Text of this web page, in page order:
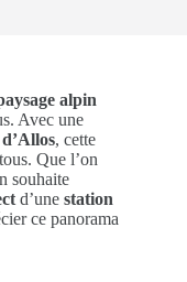
alpin
Avec une
, cette
Que l’on
souhaite
d’une station
ce panorama